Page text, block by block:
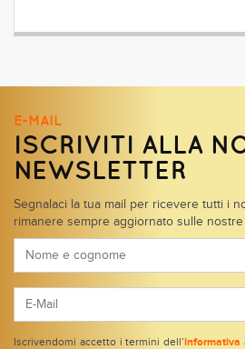
E-MAIL
ISCRIVITI ALLA
NEWSLETTER
Segnalaci la tua mail per ricevere tutti i
rimanere sempre aggiornato sulle
Iscrivendomi accetto i termini dell’ informativa